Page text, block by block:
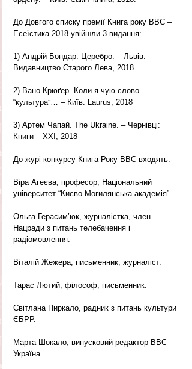
До Довгого списку премії Книга року ВВС –
Есеїстика-2018 увійшли 3 видання:
1) Андрій Бондар. Церебро. – Львів:
Видавництво Старого Лева, 2018
2) Вано Крюґер. Коли я чую слово
“культура”… – Київ: Laurus, 2018
3) Артем Чапай. The Ukraine. – Чернівці:
Книги – XXI, 2018
До журі конкурсу Книга Року ВВС входять:
Віра Агеєва, професор, Національний
університет “Києво-Могилянська академія”.
Ольга Герасим’юк, журналістка, член
Нацради з питань телебачення і
радіомовлення.
Віталій Жежера, письменник, журналіст.
Тарас Лютий, філософ, письменник.
Світлана Пиркало, радник з питань культури
ЄБРР.
Марта Шокало, випусковий редактор ВВС
Україна.